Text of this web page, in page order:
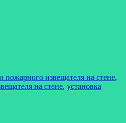
пожарного извещателя на стене,
на стене, установка